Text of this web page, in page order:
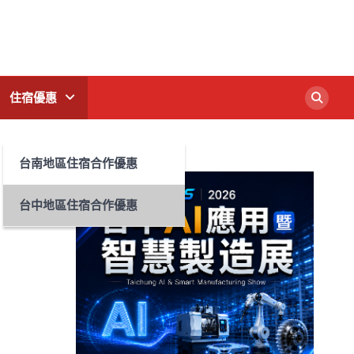
住宿優惠
台南地區住宿合作優惠
台中地區住宿合作優惠